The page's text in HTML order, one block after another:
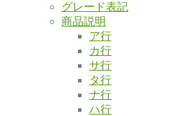
グレード表記
商品説明
ア行
カ行
サ行
タ行
ナ行
ハ行